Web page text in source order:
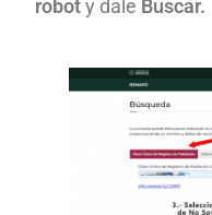
roboty dale Buscar.